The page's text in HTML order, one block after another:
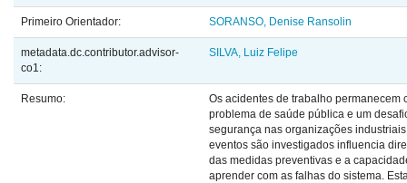
Primeiro Orientador: SORANSO, Denise Ransolin
metadata.dc.contributor.advisor-
co1:
SILVA, Luiz Felipe
Resumo:
Os acidentes de trabalho permanecem
problema de saúde pública e um
segurança nas organizações
eventos são investigados influencia
das medidas preventivas e a
aprender com as falhas do sistema.